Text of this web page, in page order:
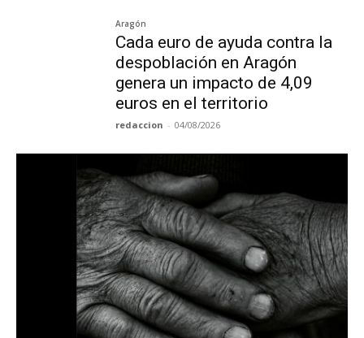
Aragón
Cada euro de ayuda contra la
despoblación en Aragón
genera un impacto de 4,09
euros en el territorio
redaccion - 04/08/2026